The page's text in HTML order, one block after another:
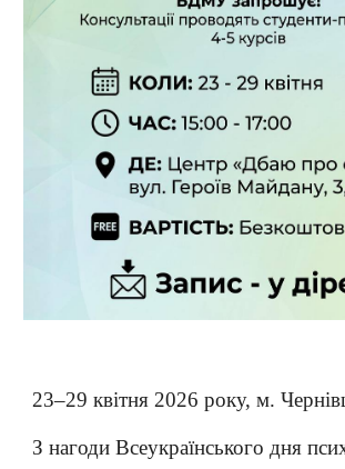
23–29 квітня 2026 року, м.
З нагоди Всеукраїнського дня